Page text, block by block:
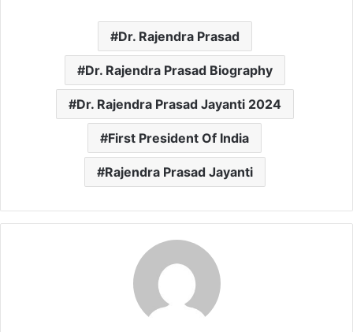
Dr. Rajendra Prasad
Dr. Rajendra Prasad Biography
Dr. Rajendra Prasad Jayanti 2024
First President Of India
Rajendra Prasad Jayanti